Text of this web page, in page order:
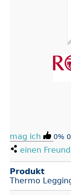
mag ich 0%
einen
Produkt
Thermo